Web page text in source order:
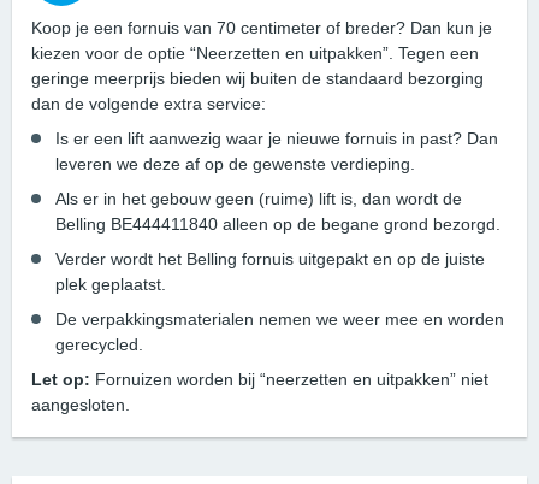
Koop je een fornuis van 70 centimeter of breder? Dan kun je
kiezen voor de optie “Neerzetten en uitpakken”. Tegen een
geringe meerprijs bieden wij buiten de standaard bezorging
dan de volgende extra service:
Is er een lift aanwezig waar je nieuwe fornuis in past? Dan
leveren we deze af op de gewenste verdieping.
Als er in het gebouw geen (ruime) lift is, dan wordt de
Belling BE444411840 alleen op de begane grond bezorgd.
Verder wordt het Belling fornuis uitgepakt en op de juiste
plek geplaatst.
De verpakkingsmaterialen nemen we weer mee en worden
gerecycled.
Let op: Fornuizen worden bij “neerzetten en uitpakken” niet
aangesloten.